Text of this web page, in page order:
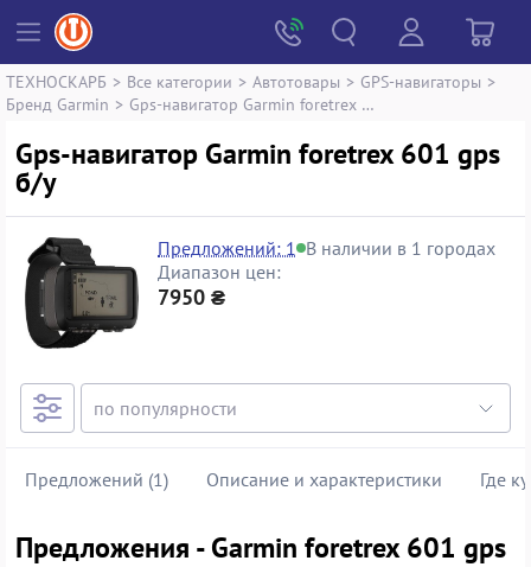
ТЕХНОСКАРБ > Все категории > Автотовары > GPS-навигаторы >
Бренд Garmin > Gps-навигатор Garmin foretrex 601 gps
Gps-навигатор Garmin foretrex 601 gps
б/у
Предложений: 1 В наличии в 1 городах
Диапазон цен:
7950 ₴
Предложений (1) Описание и характеристики Где
Предложения - Garmin foretrex 601 gps